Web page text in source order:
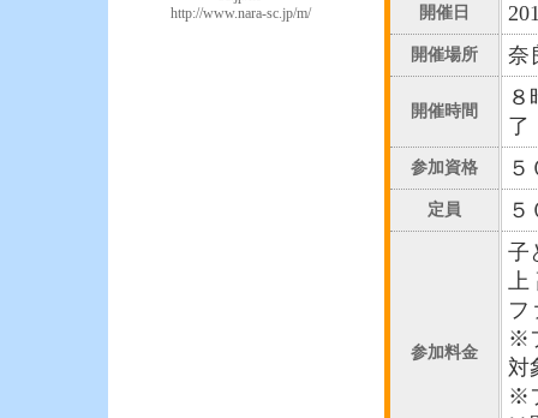
http://www.nara-sc.jp/m/ 開催日
開催場所 奈
開催時間
了
参加資格
定員
参加料金
子
上
フ
※
対
※